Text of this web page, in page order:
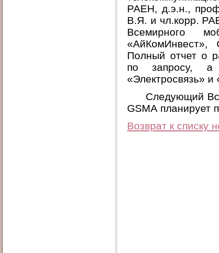
РАЕН, д.э.н.,
В.Я. и чл.корр.
Всемирного
Полный отчет о
по запросу, а
«Электросвязь»
Следующий
GSMA планирует
Возврат к списку